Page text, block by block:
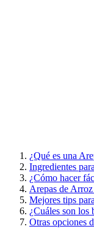
¿Qué es una
Ingredientes
¿Cómo hacer
Arepas de
Mejores tips
¿Cuáles son los
Otras opciones